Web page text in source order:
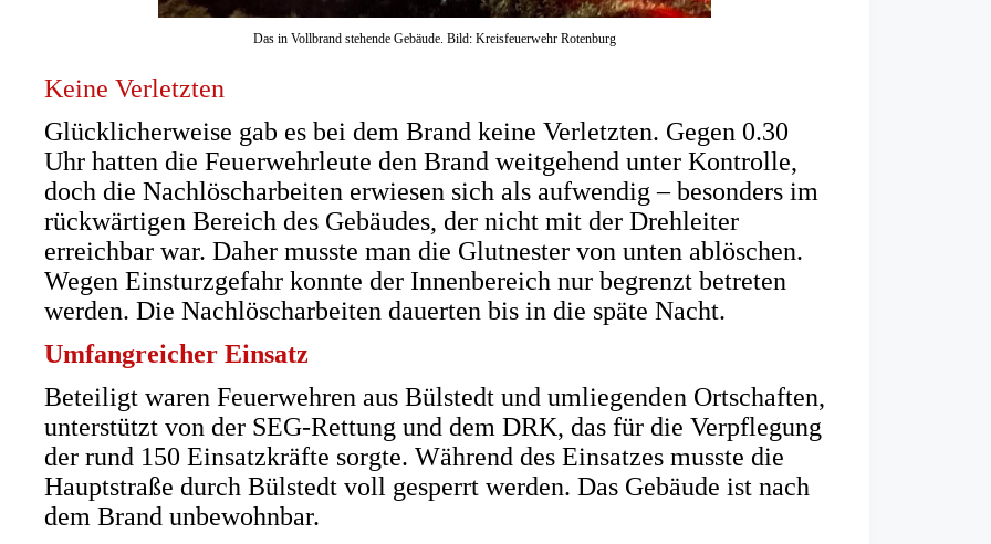
Das in Vollbrand stehende Gebäude. Bild: Kreisfeuerwehr Rotenburg
Keine Verletzten
Glücklicherweise gab es bei dem Brand keine Verletzten. Gegen 0.30
Uhr hatten die Feuerwehrleute den Brand weitgehend unter Kontrolle,
doch die Nachlöscharbeiten erwiesen sich als aufwendig – besonders im
rückwärtigen Bereich des Gebäudes, der nicht mit der Drehleiter
erreichbar war. Daher musste man die Glutnester von unten ablöschen.
Wegen Einsturzgefahr konnte der Innenbereich nur begrenzt betreten
werden. Die Nachlöscharbeiten dauerten bis in die späte Nacht.
Umfangreicher Einsatz
Beteiligt waren Feuerwehren aus Bülstedt und umliegenden Ortschaften,
unterstützt von der SEG-Rettung und dem DRK, das für die Verpflegung
der rund 150 Einsatzkräfte sorgte. Während des Einsatzes musste die
Hauptstraße durch Bülstedt voll gesperrt werden. Das Gebäude ist nach
dem Brand unbewohnbar.